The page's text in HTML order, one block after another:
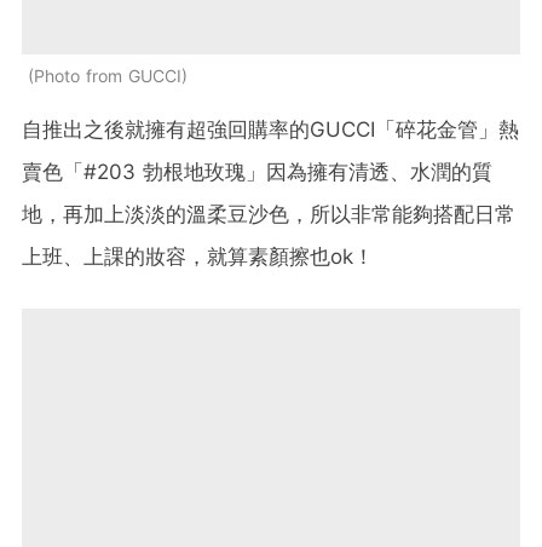
Photo from GUCCI
自推出之後就擁有超強回購率的GUCCI「碎花金管」熱
賣色「#203 勃根地玫瑰」因為擁有清透、水潤的質
地，再加上淡淡的溫柔豆沙色，所以非常能夠搭配日常
上班、上課的妝容，就算素顏擦也ok！